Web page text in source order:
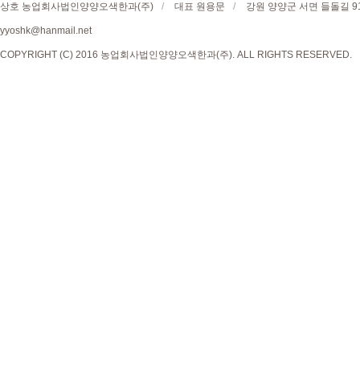
상호 농업회사법인양양오색한과(주) / 대표 원용문 / 강원 양양군 서면 들돌길
yyoshk@hanmail.net
COPYRIGHT (C) 2016 농업회사법인양양오색한과(주). ALL RIGHTS RESERVED.